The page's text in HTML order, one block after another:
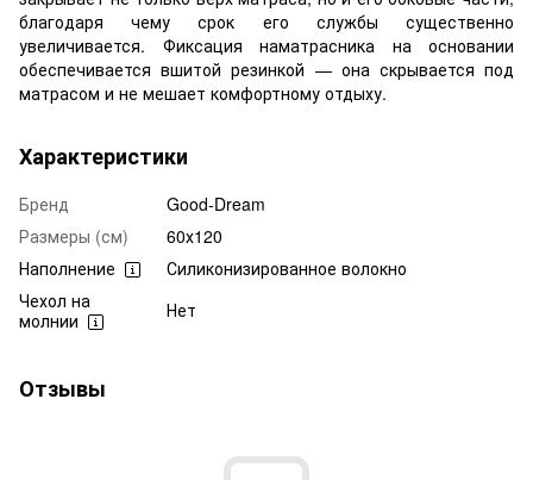
благодаря чему срок его службы существенно
увеличивается. Фиксация наматрасника на основании
обеспечивается вшитой резинкой — она скрывается под
матрасом и не мешает комфортному отдыху.
Характеристики
Бренд
Good-Dream
Размеры (см)
60х120
Наполнение
Силиконизированное волокно
Чехол на
молнии
Нет
Отзывы